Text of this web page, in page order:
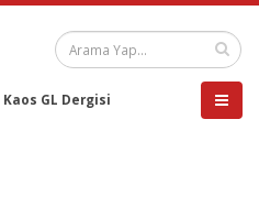
Kaos GL Dergisi